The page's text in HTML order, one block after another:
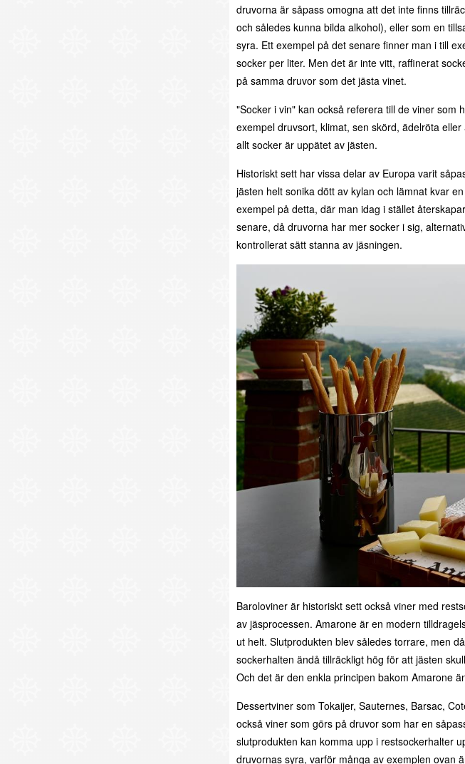
druvorna är såpass omogna att det inte finns
och således kunna bilda alkohol), eller som en
syra. Ett exempel på det senare finner man i till
socker per liter. Men det är inte vitt, raffinerat
på samma druvor som det jästa vinet.
"Socker i vin" kan också referera till de viner som
exempel druvsort, klimat, sen skörd, ädelröta
allt socker är uppätet av jästen.
Historiskt sett har vissa delar av Europa varit
jästen helt sonika dött av kylan och lämnat kvar
exempel på detta, där man idag i stället
senare, då druvorna har mer socker i sig,
kontrollerat sätt stanna av jäsningen.
Baroloviner är historiskt sett också viner med
av jäsprocessen. Amarone är en modern
ut helt. Slutprodukten blev således torrare, men
sockerhalten ändå tillräckligt hög för att jästen
Och det är den enkla principen bakom Amarone
Dessertviner som Tokaijer, Sauternes, Barsac,
också viner som görs på druvor som har en
slutprodukten kan komma upp i restsockerhalter
druvornas syra, varför många av exemplen ovan